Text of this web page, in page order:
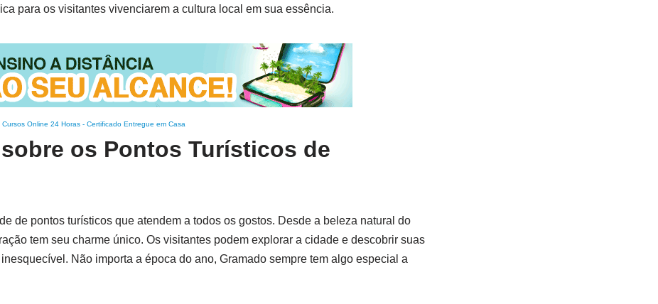
para os visitantes vivenciarem a cultura local em sua essência.
Cursos Online 24 Horas- Certificado Entregue em Casa
os Pontos Turísticos de
de pontos turísticos que atendem a todos os gostos. Desde a beleza natural do
tem seu charme único. Os visitantes podem explorar a cidade e descobrir suas
Não importa a época do ano, Gramado sempre tem algo especial a